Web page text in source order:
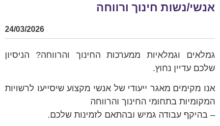
אנשי/נשות חינוך ורווחה
24/03/2026
גמלאים וגמלאיות ממערכות החינוך והרווחה? הניסיון
שלכם עדיין נחוץ.
אנו מקימים מאגר ייעודי של אנשי מקצוע שיסייעו לרשויות
המקומיות בתחומי החינוך והרווחה
– בהיקף עבודה גמיש ובהתאם לזמינות שלכם.